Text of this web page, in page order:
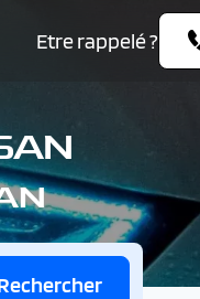
Etre rappelé ?